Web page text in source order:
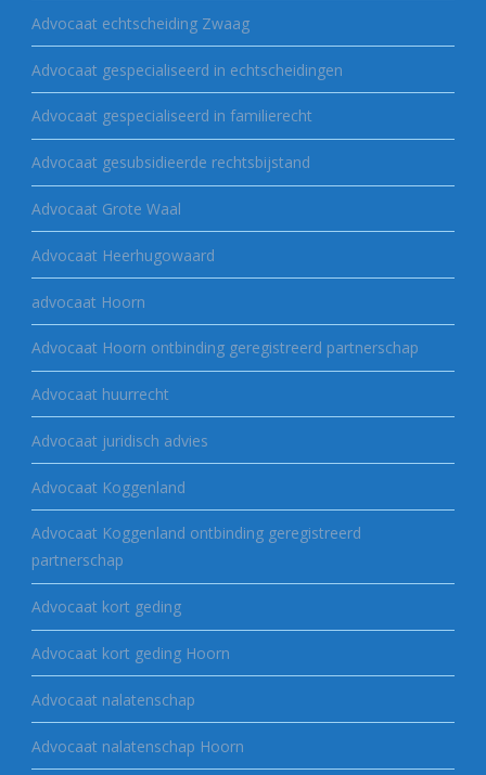
Advocaat echtscheiding Zwaag
Advocaat gespecialiseerd in echtscheidingen
Advocaat gespecialiseerd in familierecht
Advocaat gesubsidieerde rechtsbijstand
Advocaat Grote Waal
Advocaat Heerhugowaard
advocaat Hoorn
Advocaat Hoorn ontbinding geregistreerd partnerschap
Advocaat huurrecht
Advocaat juridisch advies
Advocaat Koggenland
Advocaat Koggenland ontbinding geregistreerd
partnerschap
Advocaat kort geding
Advocaat kort geding Hoorn
Advocaat nalatenschap
Advocaat nalatenschap Hoorn